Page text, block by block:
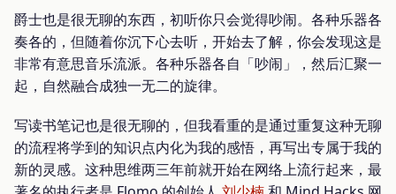
爵士也是很无聊的东西，初听你只会觉得吵闹。各种乐器各
奏各的，但随着你沉下心去听，开始去了解，你会发现这是
非常有意思音乐流派。各种乐器各自「吵闹」，然后汇聚一
起，自然融合成独一无二的旋律。
写读书笔记也是很无聊的，但我看重的是通过重复这种无聊
的流程将学到的知识点内化为我的感悟，再写出专属于我的
新的灵感。这种思维两三年前就开始在网络上流行起来，最